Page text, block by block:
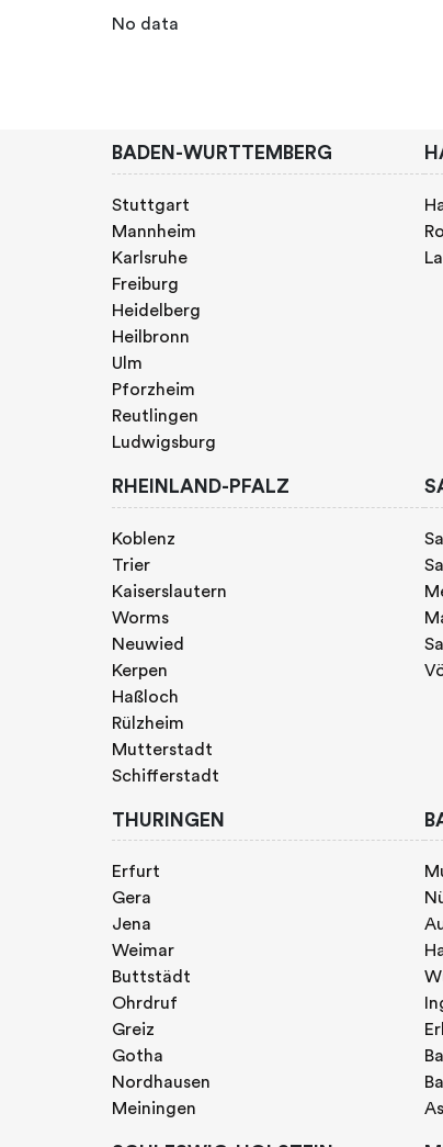
No data
BADEN-WURTTEMBERG
Stuttgart
Mannheim
Karlsruhe
Freiburg
Heidelberg
Heilbronn
Ulm
Pforzheim
Reutlingen
Ludwigsburg
RHEINLAND-PFALZ
Koblenz
Trier
Kaiserslautern
Worms
Neuwied
Kerpen
Haßloch
Rülzheim
Mutterstadt
Schifferstadt
THURINGEN
Erfurt
Gera
Jena
Weimar
Buttstädt
Ohrdruf
Greiz
Gotha
Nordhausen
Meiningen